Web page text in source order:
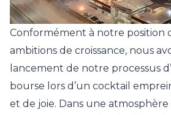
Conformément à notre position
ambitions de croissance, nous
lancement de notre processus
bourse lors d’un cocktail
et de joie. Dans une